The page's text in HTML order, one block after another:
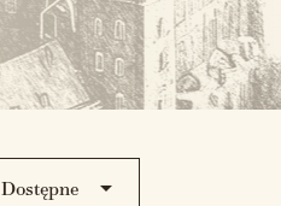
Dostępne 